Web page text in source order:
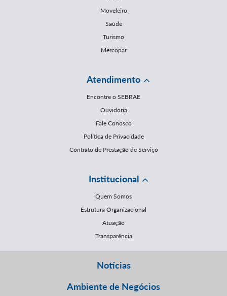
Moveleiro
Saúde
Turismo
Mercopar
Atendimento
Encontre o SEBRAE
Ouvidoria
Fale Conosco
Política de Privacidade
Contrato de Prestação de Serviço
Institucional
Quem Somos
Estrutura Organizacional
Atuação
Transparência
Notícias
Ambiente de Negócios